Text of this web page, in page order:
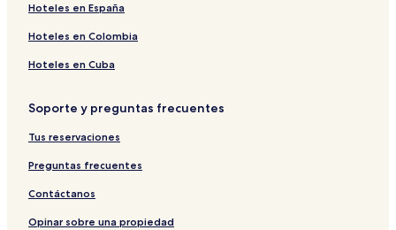
Hoteles en España
Hoteles en Colombia
Hoteles en Cuba
Soporte y preguntas frecuentes
Tus reservaciones
Preguntas frecuentes
Contáctanos
Opinar sobre una propiedad